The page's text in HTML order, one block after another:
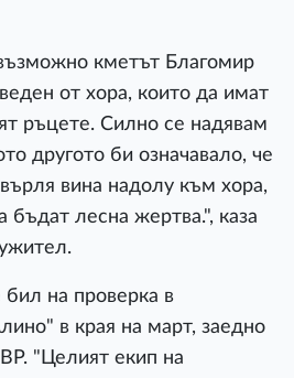
кметът Благомир
от хора, които да имат
ръцете. Силно се надявам
другото би означавало, че
вина надолу към хора,
бъдат лесна жертва.", каза
бил на проверка в
в края на март, заедно
"Целият екип на